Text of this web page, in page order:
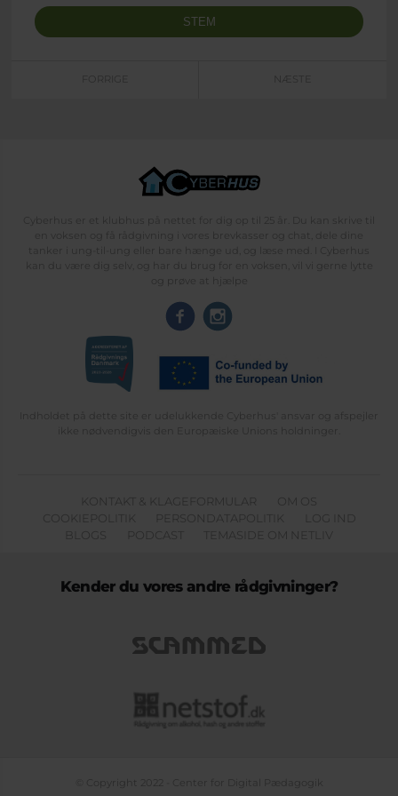
FORRIGE NÆSTE
Cyberhus er et klubhus på nettet for dig op til 25 år. Du kan skrive til
en voksen og få rådgivning i vores brevkasser og chat, dele dine
tanker i ung-til-ung eller bare hænge ud, og læse med. I Cyberhus
kan du være dig selv, og har du brug for en voksen, vil vi gerne lytte
og prøve at hjælpe
Indholdet på dette site er udelukkende Cyberhus' ansvar og afspejler
ikke nødvendigvis den Europæiske Unions holdninger.
KONTAKT & KLAGEFORMULAR
OM OS
COOKIEPOLITIK
PERSONDATAPOLITIK
LOG IND
BLOGS
PODCAST TEMASIDE OM NETLIV
Kender du vores andre rådgivninger?
© Copyright 2022 - Center for Digital Pædagogik